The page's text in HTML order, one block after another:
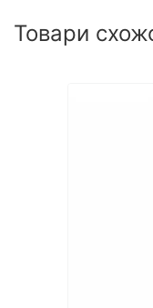
Товари